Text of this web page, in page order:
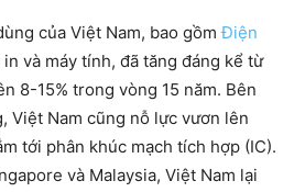
của Việt Nam, bao gồmĐiện
và máy tính, đã tăng đáng kể từ
8-15% trong vòng 15 năm. Bên
Việt Nam cũng nỗ lực vươn lên
tới phân khúc mạch tích hợp (IC).
và Malaysia, Việt Nam lại